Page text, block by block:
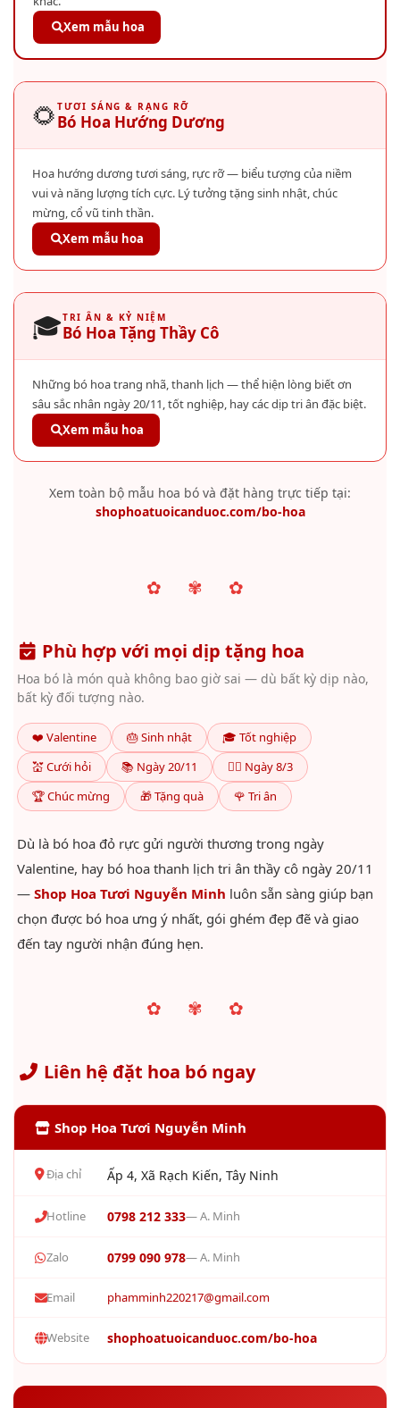
Xem mẫu hoa
🌻 TƯƠI SÁNG & RẠNG RỠ
Bó Hoa Hướng Dương
Hoa hướng dương tươi sáng, rực rỡ — biểu tượng của niềm
vui và năng lượng tích cực. Lý tưởng tặng sinh nhật, chúc
mừng, cổ vũ tinh thần.
Xem mẫu hoa
🎓TRI ÂN & KỶ NIỆM
Bó Hoa Tặng Thầy Cô
Những bó hoa trang nhã, thanh lịch — thể hiện lòng biết ơn
sâu sắc nhân ngày 20/11, tốt nghiệp, hay các dịp tri ân đặc biệt.
Xem mẫu hoa
Xem toàn bộ mẫu hoa bó và đặt hàng trực tiếp tại:
shophoatuoicanduoc.com/bo-hoa
✿ ✾ ✿
Phù hợp với mọi dịp tặng hoa
Hoa bó là món quà không bao giờ sai — dù bất kỳ dịp nào,
bất kỳ đối tượng nào.
❤️ Valentine 🎂 Sinh nhật
🎓 Tốt nghiệp
💒 Cưới hỏi
📚 Ngày 20/11
👩‍⚕️ Ngày 8/3
🏆 Chúc mừng
🎁 Tặng quà 🌹 Tri ân
Dù là bó hoa đỏ rực gửi người thương trong ngày
Valentine, hay bó hoa thanh lịch tri ân thầy cô ngày 20/11
— Shop Hoa Tươi Nguyễn Minh luôn sẵn sàng giúp bạn
chọn được bó hoa ưng ý nhất, gói ghém đẹp đẽ và giao
đến tay người nhận đúng hẹn.
✿ ✾ ✿
Liên hệ đặt hoa bó ngay
Shop Hoa Tươi Nguyễn Minh
Địa chỉ Ấp 4, Xã Rạch Kiến, Tây Ninh
Hotline 0798 212 333— A. Minh
Zalo 0799 090 978— A. Minh
Email phamminh220217@gmail.com
Website shophoatuoicanduoc.com/bo-hoa